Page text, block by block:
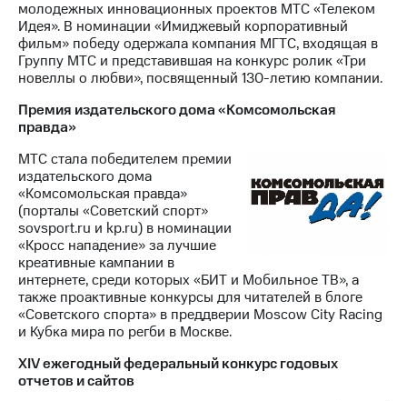
молодежных инновационных проектов МТС «Телеком
Идея». В номинации «Имиджевый корпоративный
фильм» победу одержала компания МГТС, входящая в
Группу МТС и представившая на конкурс ролик «Три
новеллы о любви», посвященный 130-летию компании.
Премия издательского дома «Комсомольская
правда»
МТС стала победителем премии
издательского дома
«Комсомольская правда»
(порталы «Советский спорт»
sovsport.ru и kp.ru) в номинации
«Кросс нападение» за лучшие
креативные кампании в
интернете, среди которых «БИТ и Мобильное ТВ», а
также проактивные конкурсы для читателей в блоге
«Советского спорта» в преддверии Moscow City Racing
и Кубка мира по регби в Москве.
XIV ежегодный федеральный конкурс годовых
отчетов и сайтов